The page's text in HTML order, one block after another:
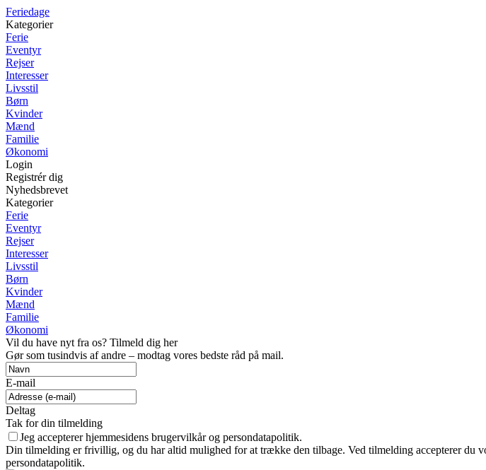
Feriedage
Kategorier
Ferie
Eventyr
Rejser
Interesser
Livsstil
Børn
Kvinder
Mænd
Familie
Økonomi
Login
Registrér dig
Nyhedsbrevet
Kategorier
Ferie
Eventyr
Rejser
Interesser
Livsstil
Børn
Kvinder
Mænd
Familie
Økonomi
Vil du have nyt fra os? Tilmeld dig her
Gør som tusindvis af andre – modtag vores bedste råd på mail.
E-mail
Deltag
Tak for din tilmelding
Jeg accepterer hjemmesidens brugervilkår og persondatapolitik.
Din tilmelding er frivillig, og du har altid mulighed for at trække den tilbage. Ved tilmelding accepterer du
persondatapolitik.